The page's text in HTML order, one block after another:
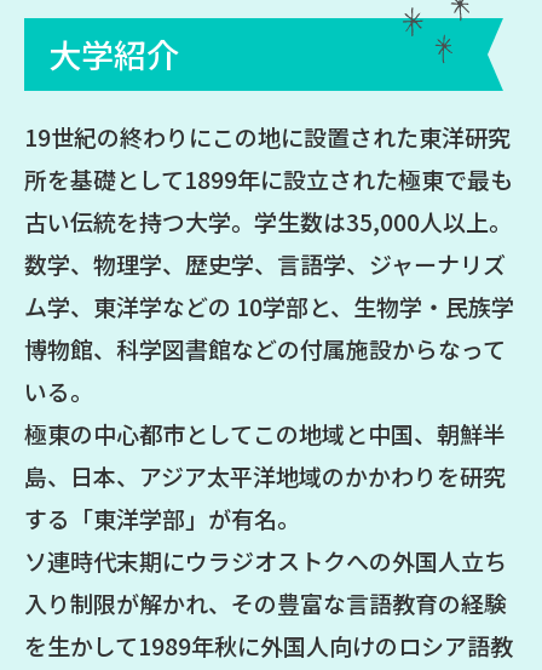
大学紹介
19世紀の終わりにこの地に設置された東洋研究
所を基礎として1899年に設立された極東で最も
古い伝統を持つ大学。学生数は35,000人以上。
数学、物理学、歴史学、言語学、ジャーナリズ
ム学、東洋学などの 10学部と、生物学・民族学
博物館、科学図書館などの付属施設からなって
いる。
極東の中心都市としてこの地域と中国、朝鮮半
島、日本、アジア太平洋地域のかかわりを研究
する「東洋学部」が有名。
ソ連時代末期にウラジオストクへの外国人立ち
入り制限が解かれ、その豊富な言語教育の経験
を生かして1989年秋に外国人向けのロシア語教